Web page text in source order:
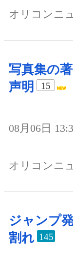
オリコンニ
写真集の
声明
15
08月06日
オリコンニ
ジャンプ
割れ 145